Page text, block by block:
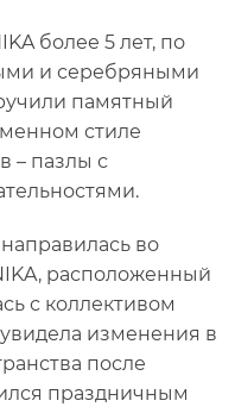
более 5 лет, по
и серебряными
памятный
стиле
– пазлы с
во
расположенный
с коллективом
изменения в
после
праздничным